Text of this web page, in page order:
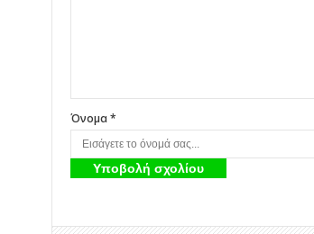
Όνομα *